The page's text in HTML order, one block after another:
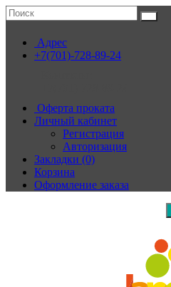
Адрес
+7(701)-728-89-24
Оферта проката
Личный кабинет
Регистрация
Авторизация
Закладки (0)
Корзина
Оформление заказа